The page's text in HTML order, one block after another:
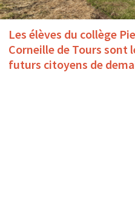
Les élèves du collège
Corneille de Tours sont
futurs citoyens de